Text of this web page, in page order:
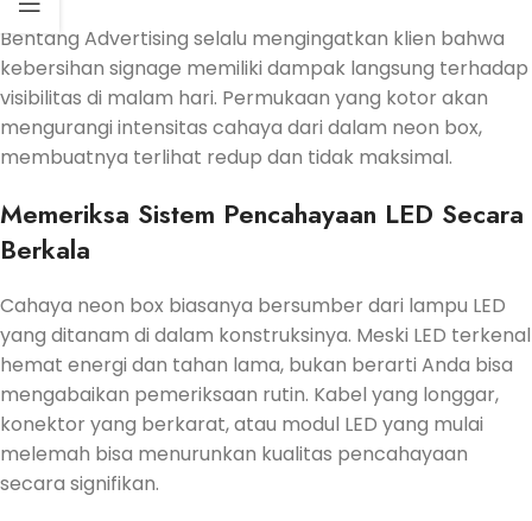
Bentang Advertising selalu mengingatkan klien bahwa
kebersihan signage memiliki dampak langsung terhadap
visibilitas di malam hari. Permukaan yang kotor akan
mengurangi intensitas cahaya dari dalam neon box,
membuatnya terlihat redup dan tidak maksimal.
Memeriksa Sistem Pencahayaan LED Secara
Berkala
Cahaya neon box biasanya bersumber dari lampu LED
yang ditanam di dalam konstruksinya. Meski LED terkenal
hemat energi dan tahan lama, bukan berarti Anda bisa
mengabaikan pemeriksaan rutin. Kabel yang longgar,
konektor yang berkarat, atau modul LED yang mulai
melemah bisa menurunkan kualitas pencahayaan
secara signifikan.